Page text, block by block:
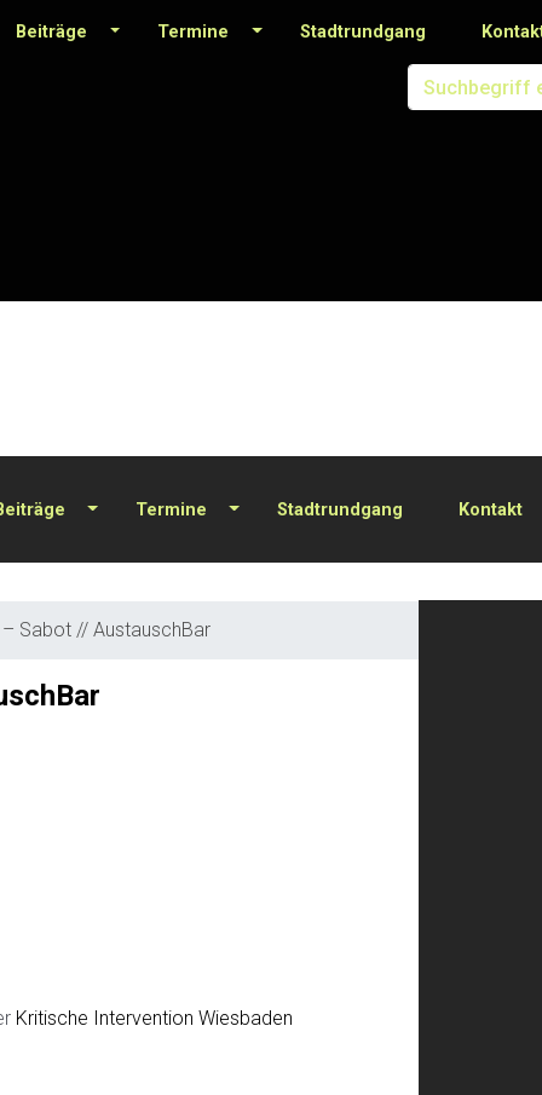
Beiträge Termine Stadtrundgang
Termine Stadtrundgang Kontakt
Sabot // AustauschBar
Kritische Intervention Wiesbaden